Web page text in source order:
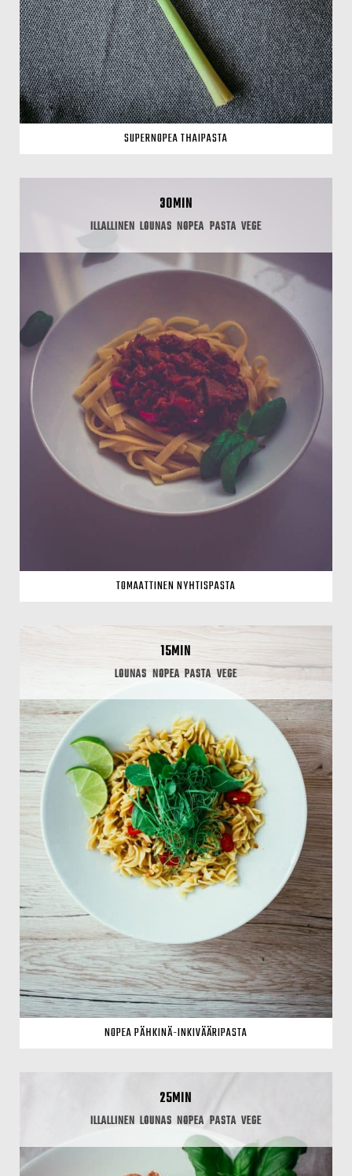
SUPERNOPEA THAIPASTA
30MIN
ILLALLINEN LOUNAS NOPEA PASTA VEGE
TOMAATTINEN NYHTISPASTA
15MIN
LOUNAS NOPEA PASTA VEGE
NOPEA PÄHKINÄ-INKIVÄÄRIPASTA
25MIN
ILLALLINEN LOUNAS NOPEA PASTA VEGE